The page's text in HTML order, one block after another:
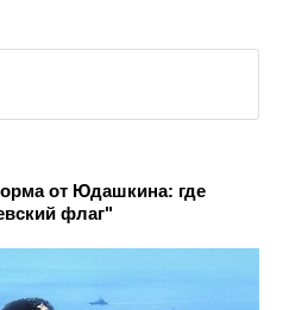
от Юдашкина: где
флаг"